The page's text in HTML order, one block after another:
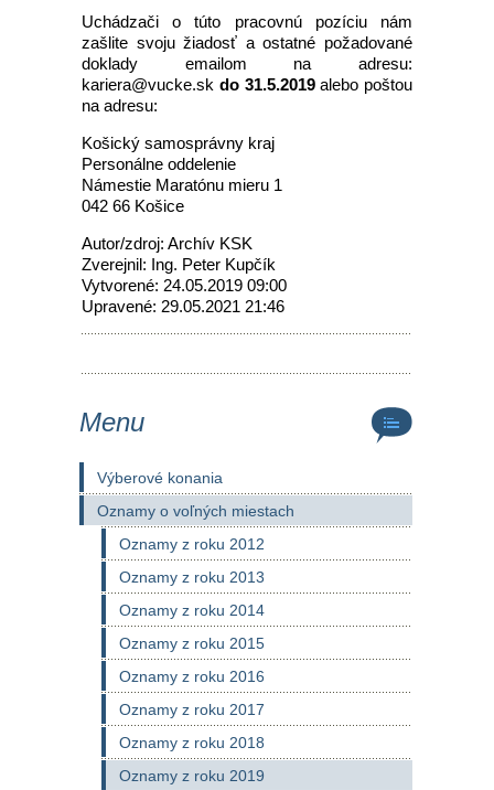
Uchádzači o túto pracovnú pozíciu nám
zašlite svoju žiadosť a ostatné požadované
doklady emailom na adresu:
kariera@vucke.sk do 31.5.2019alebo poštou
na adresu:
Košický samosprávny kraj
Personálne oddelenie
Námestie Maratónu mieru 1
042 66 Košice
Autor/zdroj: Archív KSK
Zverejnil: Ing. Peter Kupčík
Vytvorené: 24.05.2019 09:00
Upravené: 29.05.2021 21:46
Menu
Výberové konania
Oznamy o voľných miestach
Oznamy z roku 2012
Oznamy z roku 2013
Oznamy z roku 2014
Oznamy z roku 2015
Oznamy z roku 2016
Oznamy z roku 2017
Oznamy z roku 2018
Oznamy z roku 2019